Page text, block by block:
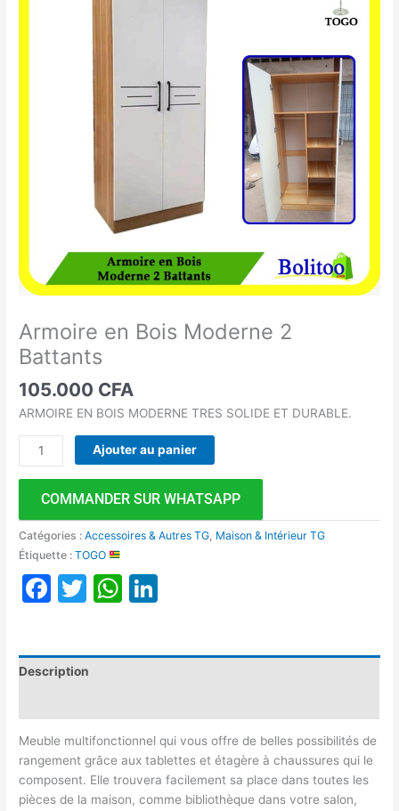
Armoire en Bois Moderne 2
Battants
105.000 CFA
ARMOIRE EN BOIS MODERNE TRES SOLIDE ET DURABLE.
Ajouter au panier
COMMANDER SUR WHATSAPP
Catégories :Accessoires & Autres TG Maison & Intérieur TG
Étiquette :TOGO
Facebook
TwitterWhatsApp
Description
Meuble multifonctionnel qui vous offre de belles possibilités de
rangement grâce aux tablettes et étagère à chaussures qui le
composent. Elle trouvera facilement sa place dans toutes les
pièces de la maison, comme bibliothèque dans votre salon,